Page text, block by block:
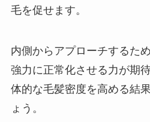
毛を促せます。
内側からアプローチするた
強力に正常化させる力が期
体的な毛髪密度を高める結
ょう。